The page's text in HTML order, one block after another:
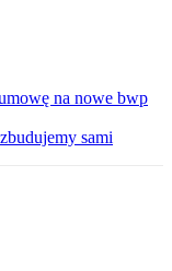
na nowe bwp
sami